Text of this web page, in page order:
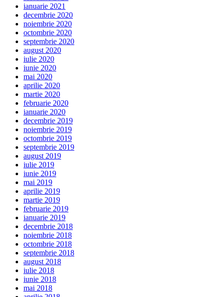
ianuarie 2021
decembrie 2020
noiembrie 2020
octombrie 2020
septembrie 2020
august 2020
iulie 2020
iunie 2020
mai 2020
aprilie 2020
martie 2020
februarie 2020
ianuarie 2020
decembrie 2019
noiembrie 2019
octombrie 2019
septembrie 2019
august 2019
iulie 2019
iunie 2019
mai 2019
aprilie 2019
martie 2019
februarie 2019
ianuarie 2019
decembrie 2018
noiembrie 2018
octombrie 2018
septembrie 2018
august 2018
iulie 2018
iunie 2018
mai 2018